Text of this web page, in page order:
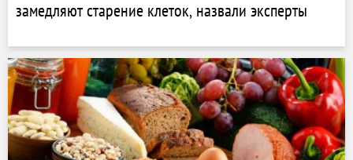
замедляют старение клеток, назвали эксперты